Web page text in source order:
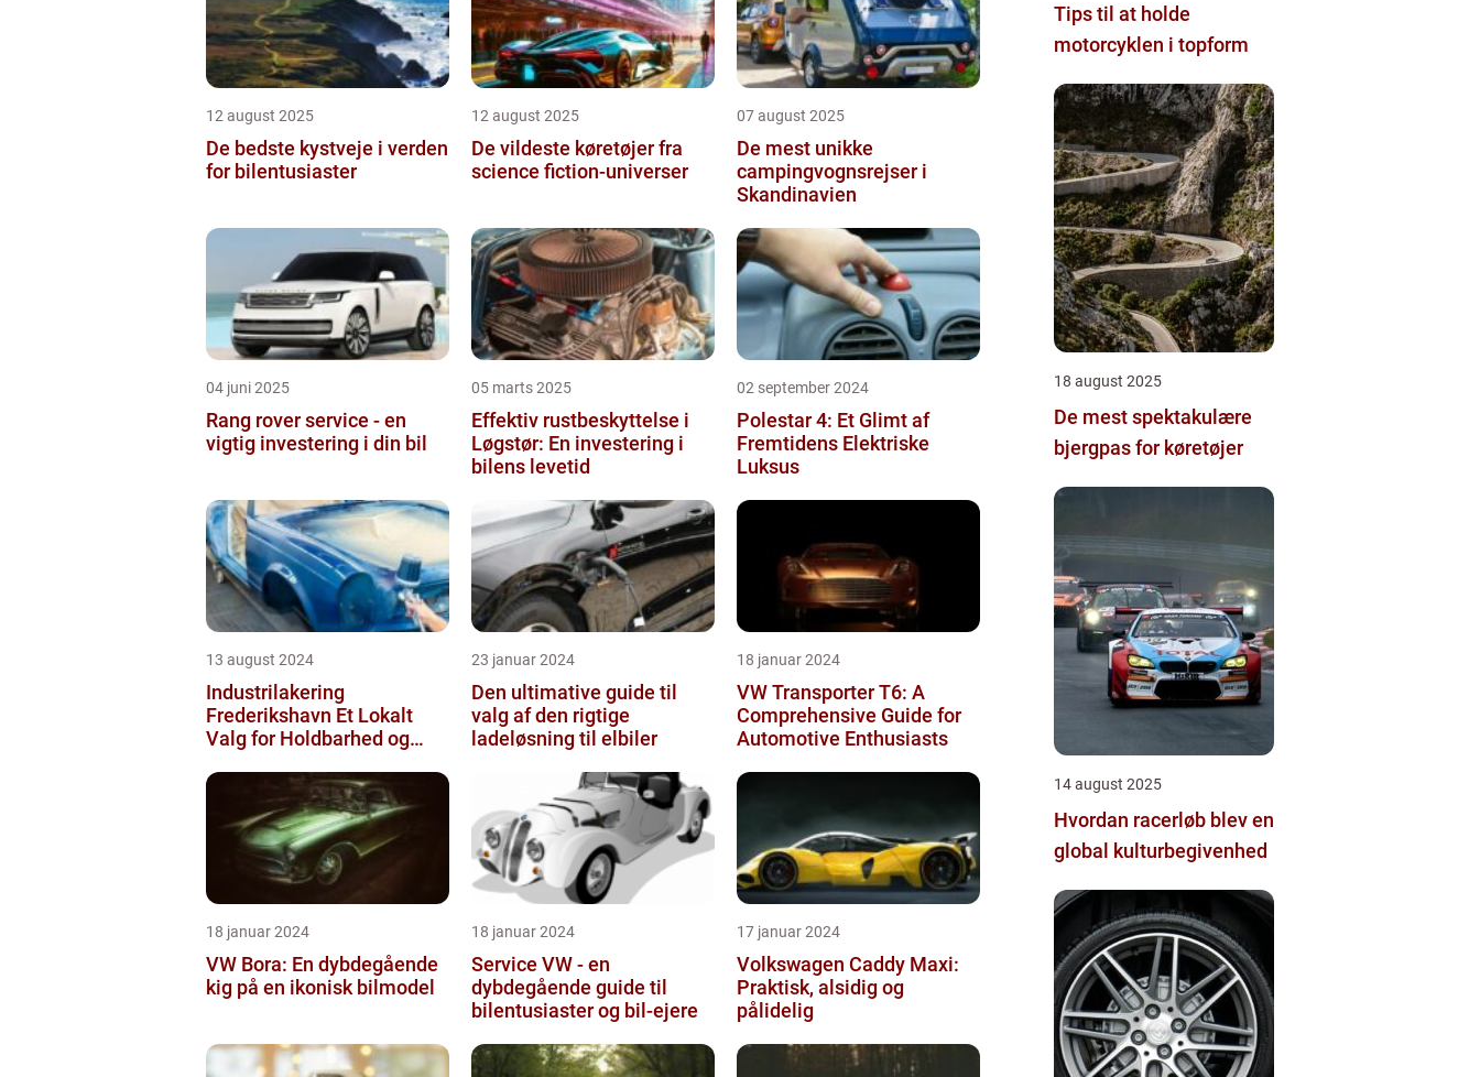
12 august 2025
De bedste kystveje i verden
for bilentusiaster
12 august 2025
De vildeste køretøjer fra
science fiction-universer
07 august 2025
De mest unikke
campingvognsrejser i
Skandinavien
04 juni 2025
Rang rover service - en
vigtig investering i din bil
05 marts 2025
Effektiv rustbeskyttelse i
Løgstør: En investering i
bilens levetid
02 september 2024
Polestar 4: Et Glimt af
Fremtidens Elektriske
Luksus
13 august 2024
Industrilakering
Frederikshavn Et Lokalt
Valg for Holdbarhed og
23 januar 2024
Den ultimative guide til
valg af den rigtige
ladeløsning til elbiler
18 januar 2024
VW Transporter T6: A
Comprehensive Guide for
Automotive Enthusiasts
18 januar 2024
VW Bora: En dybdegående
kig på en ikonisk bilmodel
18 januar 2024
Service VW - en
dybdegående guide til
bilentusiaster og bil-ejere
17 januar 2024
Volkswagen Caddy Maxi:
Praktisk, alsidig og
pålidelig
Tips til at holde
motorcyklen i topform
18 august 2025
De mest spektakulære
bjergpas for køretøjer
14 august 2025
Hvordan racerløb blev en
global kulturbegivenhed